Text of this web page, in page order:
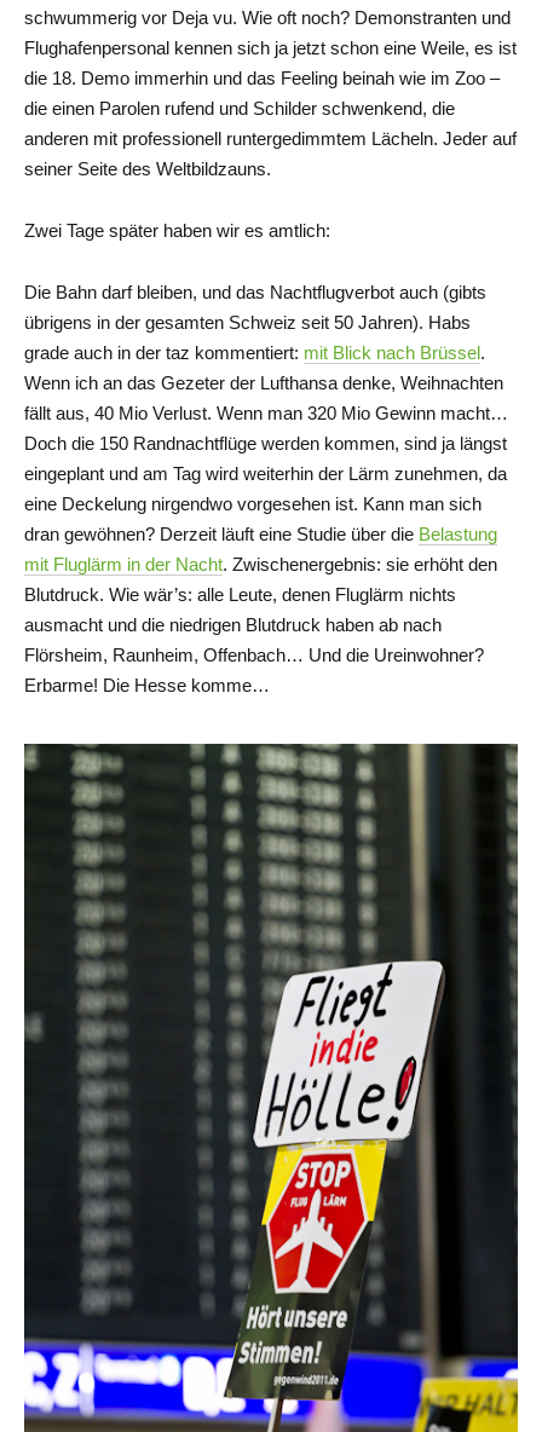
schwummerig vor Deja vu. Wie oft noch? Demonstranten und
Flughafenpersonal kennen sich ja jetzt schon eine Weile, es ist
die 18. Demo immerhin und das Feeling beinah wie im Zoo –
die einen Parolen rufend und Schilder schwenkend, die
anderen mit professionell runtergedimmtem Lächeln. Jeder auf
seiner Seite des Weltbildzauns.
Zwei Tage später haben wir es amtlich:
Die Bahn darf bleiben, und das Nachtflugverbot auch (gibts
übrigens in der gesamten Schweiz seit 50 Jahren). Habs
grade auch in der taz kommentiert: mit Blick nach Brüssel.
Wenn ich an das Gezeter der Lufthansa denke, Weihnachten
fällt aus, 40 Mio Verlust. Wenn man 320 Mio Gewinn macht…
Doch die 150 Randnachtflüge werden kommen, sind ja längst
eingeplant und am Tag wird weiterhin der Lärm zunehmen, da
eine Deckelung nirgendwo vorgesehen ist. Kann man sich
dran gewöhnen? Derzeit läuft eine Studie über die Belastung
mit Fluglärm in der Nacht. Zwischenergebnis: sie erhöht den
Blutdruck. Wie wär’s: alle Leute, denen Fluglärm nichts
ausmacht und die niedrigen Blutdruck haben ab nach
Flörsheim, Raunheim, Offenbach… Und die Ureinwohner?
Erbarme! Die Hesse komme…